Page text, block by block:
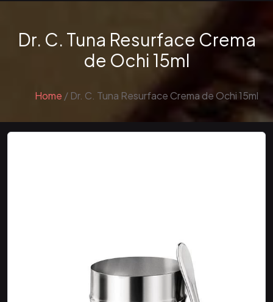
Dr. C. Tuna Resurface Crema
de Ochi 15ml
Home / Dr. C. Tuna Resurface Crema de Ochi 15ml